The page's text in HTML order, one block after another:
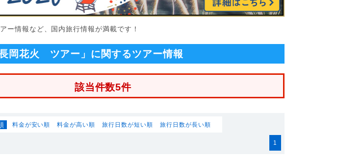
ー情報など、国内旅行情報が満載です！
岡花火 ツアー」に関するツアー情報
該当件数5件
料金が安い順 料金が高い順 旅行日数が短い順 旅行日数が長い順
1